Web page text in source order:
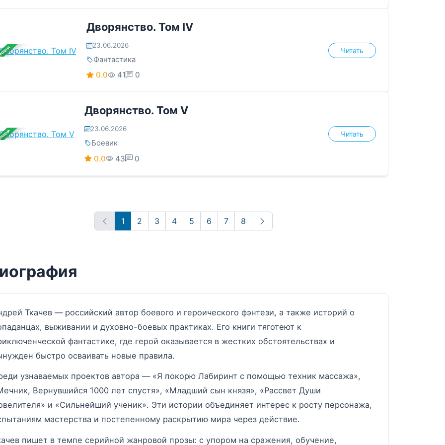
Дворянство. Том IV
23.06.2026
Фантастика
0.0
41 0
Читать
Дворянство. Том V
23.06.2026
Боевик
0.0
43 0
Читать
1 2 3 4 5 6 7 8
Вперёд
Ткачев — российский автор боевого и героического фэнтези, а также историй о
выживании и духовно-боевых практиках. Его книги тяготеют к
фантастике, где герой оказывается в жестких обстоятельствах и
быстро осваивать новые правила.
узнаваемых проектов автора — «Я покорю Лабиринт с помощью техник массажа»,
Вернувшийся 1000 лет спустя», «Младший сын князя», «Рассвет Души
и «Сильнейший ученик». Эти истории объединяет интерес к росту персонажа,
мастерства и постепенному раскрытию мира через действие.
пишет в темпе серийной жанровой прозы: с упором на сражения, обучение,